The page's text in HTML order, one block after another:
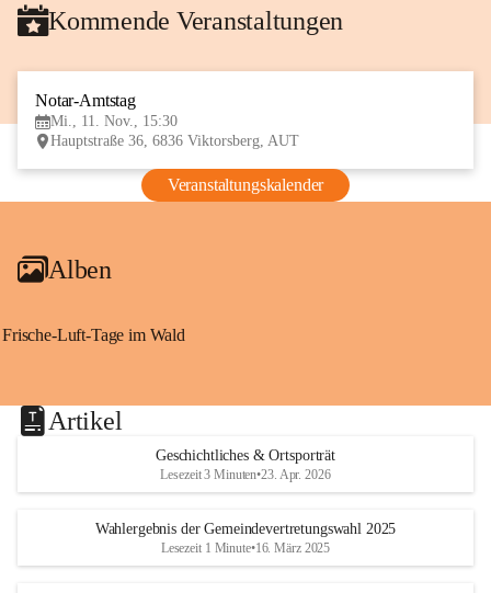
Kommende Veranstaltungen
Notar-Amtstag
Mi., 11. Nov., 15:30
Hauptstraße 36, 6836 Viktorsberg, AUT
Veranstaltungskalender
Alben
Frische-Luft-Tage im Wald
Artikel
Geschichtliches & Ortsporträt
Lesezeit 3 Minuten•23. Apr. 2026
Wahlergebnis der Gemeindevertretungswahl 2025
Lesezeit 1 Minute•16. März 2025